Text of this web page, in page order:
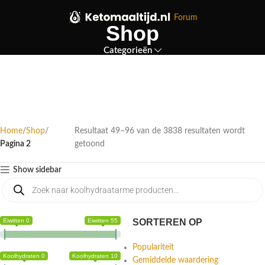
Forum
Shop
Categorieën
Home Shop
Pagina 2
Resultaat 49–96 van de 3838 resultaten wordt
getoond
Show sidebar
Eiwitten 0 Eiwitten 55
Koolhydraten 0 Koolhydraten 10
SORTEREN OP
Populariteit
Gemiddelde waardering